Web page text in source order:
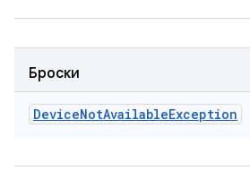
Броски
DeviceNotAvailableException